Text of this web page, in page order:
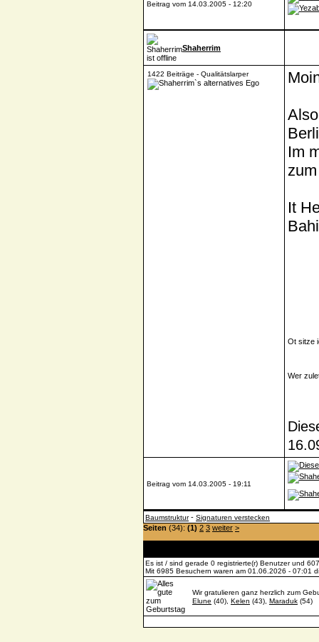
Beitrag vom 14.03.2005 - 12:20
Shaherrim
1422 Beiträge - Qualitätslarper
Im
It
Ot sitze
Wer
Beitrag vom 14.03.2005 - 19:11
Baumstruktur- Signaturen verstecken
Seiten (34): (1) 2 3 weiter >
Es ist / sind gerade 0 registrierte(r) Benutzer und
Mit 6985 Besuchern waren am 01.06.2026 - 07:01
Wir gratulieren ganz herzlich zum
Elune (40), Kelen (43), Maraduk (54)